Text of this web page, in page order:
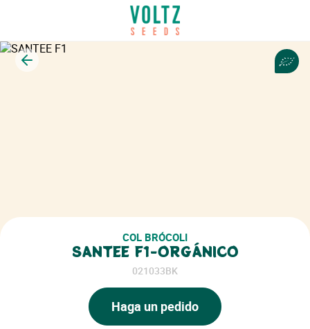
Volver
COL BRÓCOLI
SANTEE F1-ORGÁNICO
021033BK
Haga un pedido